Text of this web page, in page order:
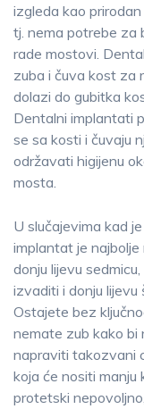
izgleda kao
tj. nema potrebe za
rade mostovi.
zuba i čuva kost za
dolazi do gubitka
Dentalni implantati
se sa kosti i čuvaju
održavati higijenu
mosta.
U slučajevima kad
implantat je najbolje
donju lijevu
izvaditi i donju lijevu
Ostajete bez
nemate zub kako bi
napraviti takozvani
koja će nositi manju
protetski